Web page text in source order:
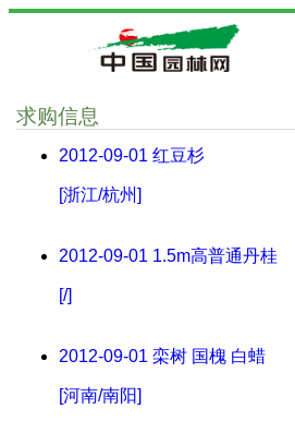
求购信息
2012-09-01 红豆杉
[浙江/杭州]
2012-09-01 1.5m高普通丹桂
[/]
2012-09-01 栾树 国槐 白蜡
[河南/南阳]